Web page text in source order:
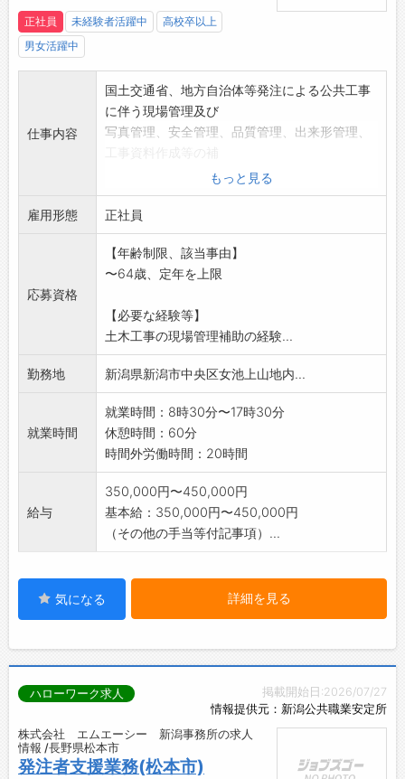
正社員 未経験者活躍中
高校卒以上
男女活躍中
仕事内容
国土交通省、地方自治体等発注による公共工事
に伴う現場管理及び
写真管理、安全管理、品質管理、出来形管理、
助業務に従事していただきます。
変更範囲:変更なし
もっと見る
雇用形態 正社員
応募資格
【年齢制限、該当事由】
〜64歳、定年を上限
【必要な経験等】
土木工事の現場管理補助の経験...
勤務地 新潟県新潟市中央区女池上山地内...
就業時間
就業時間：8時30分〜17時30分
休憩時間：60分
時間外労働時間：20時間
給与
350,000円〜450,000円
基本給：350,000円〜450,000円
（その他の手当等付記事項）...
気になる 詳細を見る
掲載開始日:2026/07/27
情報提供元：新潟公共職業安定所
ハローワーク求人
株式会社 エムエーシー 新潟事務所の求人
情報 /長野県松本市
発注者支援業務(松本市)